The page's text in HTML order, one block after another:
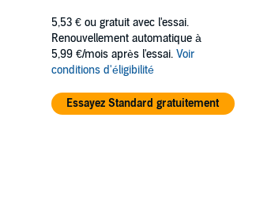
5,53 € ou gratuit avec l'essai.
Renouvellement automatique à
5,99 €/mois après l'essai. Voir
conditions d'éligibilité
Essayez Standard gratuitement